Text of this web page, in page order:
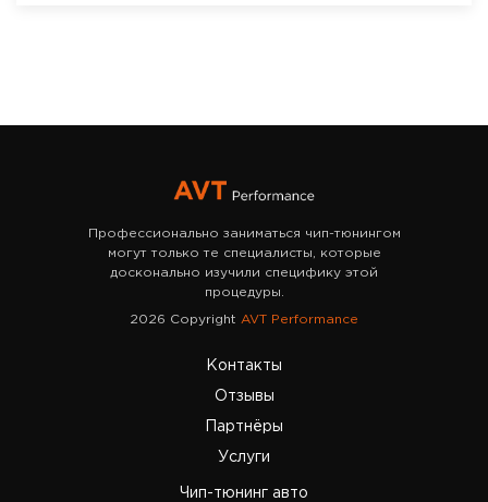
Профессионально заниматься чип-тюнингом
могут только те специалисты, которые
досконально изучили специфику этой
процедуры.
2026 Copyright AVT Performance
Услуги
Чип-тюнинг авто
Партнёры
Отзывы
Контакты